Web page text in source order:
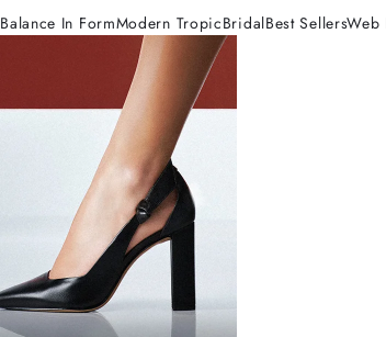
Balance In FormModern TropicBridalBest SellersWeb